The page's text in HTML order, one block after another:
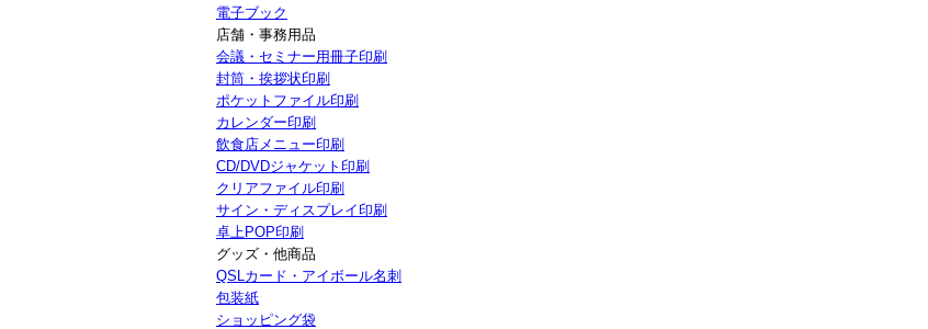
電子ブック
店舗・事務用品
会議・セミナー用冊子印刷
封筒・挨拶状印刷
ポケットファイル印刷
カレンダー印刷
飲食店メニュー印刷
CD/DVDジャケット印刷
クリアファイル印刷
サイン・ディスプレイ印刷
卓上POP印刷
グッズ・他商品
QSLカード・アイボール名刺
包装紙
ショッピング袋